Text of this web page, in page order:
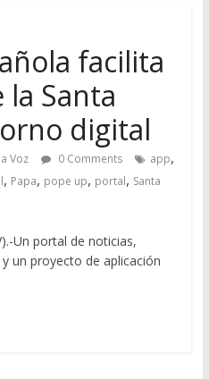
facilita
Santa
digital
Voz 0 Comments app,
, Papa, pope up, portal, Santa
Un portal de noticias,
un proyecto de aplicación